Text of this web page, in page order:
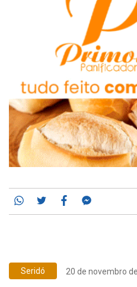
Whatsapp
TwitterFacebook
Seridó 20 de novembro